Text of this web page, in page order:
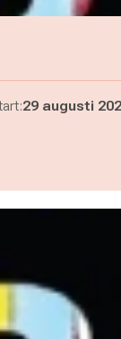
29 augusti